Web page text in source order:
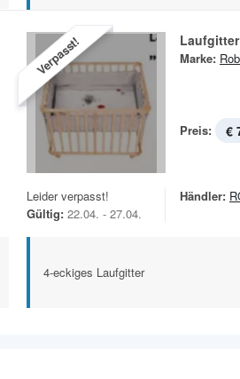
Verpasst! Marke:
Preis: €
Leider verpasst!
Gültig: 22.04. - 27.04.
Händler:
4-eckiges Laufgitter